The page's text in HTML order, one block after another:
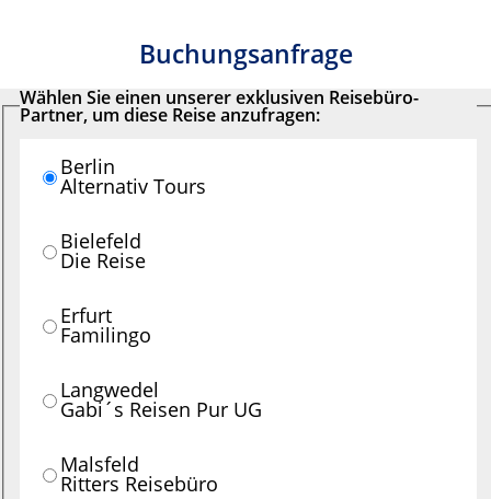
Buchungsanfrage
Wählen Sie einen unserer exklusiven Reisebüro-
Partner, um diese Reise anzufragen:
Berlin
Alternativ Tours
Bielefeld
Die Reise
Erfurt
Familingo
Langwedel
Gabi´s Reisen Pur UG
Malsfeld
Ritters Reisebüro